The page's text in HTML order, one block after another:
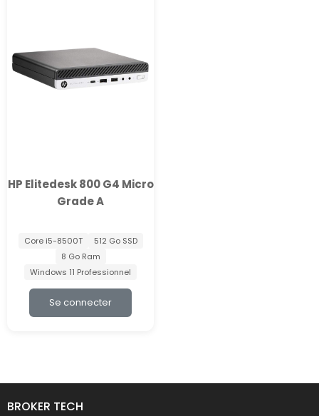
HP Elitedesk 800 G4 Micro
Grade A
Core i5-8500T
512 Go SSD
8 Go Ram
Windows 11 Professionnel
Se connecter
BROKER TECH